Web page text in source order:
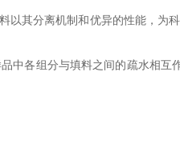
其分离机制和优异的性能，为
中各组分与填料之间的疏水相互